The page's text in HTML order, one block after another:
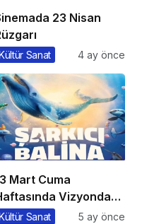
23 Nisan
Sanat 4 ay önce
Mart Cuma
Vizyonda
Filmler Var?
Sanat 5 ay önce